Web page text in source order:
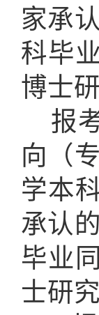
家承
科毕
博士
报
向（
学本
承认
毕业
士研